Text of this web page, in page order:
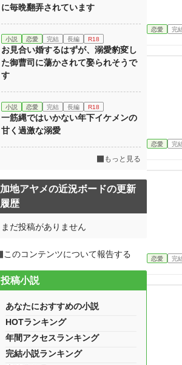
恋愛 完
恋愛 完
恋愛 完
に毎晩翻弄されています
小説 恋愛 完結 長編 R18
お見合い婚するはずが、溺愛豹変し
た御曹司に蕩かされて娶られそうで
す
小説 恋愛 完結 長編 R18
一筋縄ではいかない年下イケメンの
甘く過激な溺愛
もっと見る
加地アヤメの近況ボードの更新
履歴
まだ投稿がありません
このコンテンツについて報告する
投稿小説
あなたにおすすめの小説
HOTランキング
年間アクセスランキング
完結小説ランキング